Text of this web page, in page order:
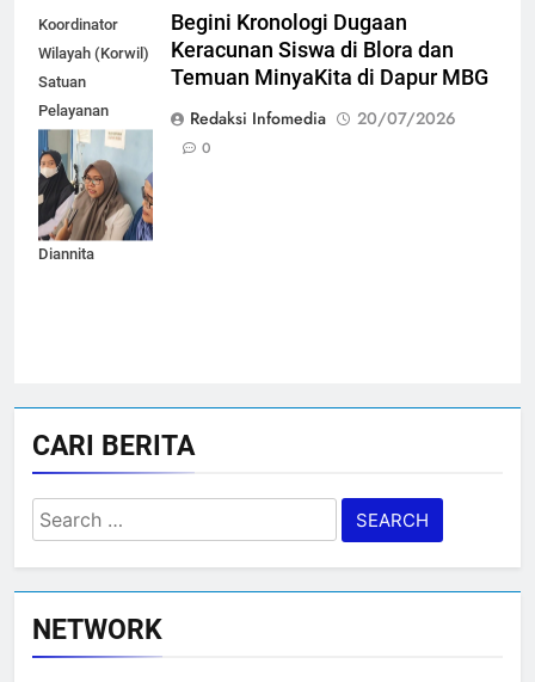
Koordinator
Wilayah (Korwil)
Satuan
Pelayanan
Pemenuhan Gizi
(SPPG)
Kabupaten
Blora, Artika
Diannita
Begini Kronologi Dugaan
Keracunan Siswa di Blora dan
Temuan MinyaKita di Dapur MBG
Redaksi Infomedia
20/07/2026
0
CARI BERITA
Search
for:
NETWORK